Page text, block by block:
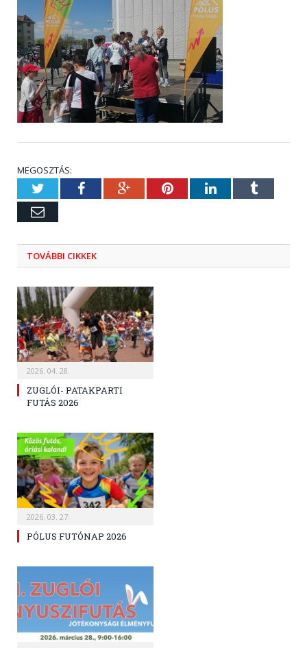
MEGOSZTÁS:
TwitterFacebookGoogle+PinterestLinkedInTumblr
Email
TOVÁBBI CIKKEK
2026. 04. 28.
ZUGLÓI- PATAKPARTI
FUTÁS 2026
2026. 03. 27.
PÓLUS FUTÓNAP 2026